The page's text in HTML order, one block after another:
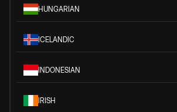
HUNGARIAN
ICELANDIC
INDONESIAN
IRISH